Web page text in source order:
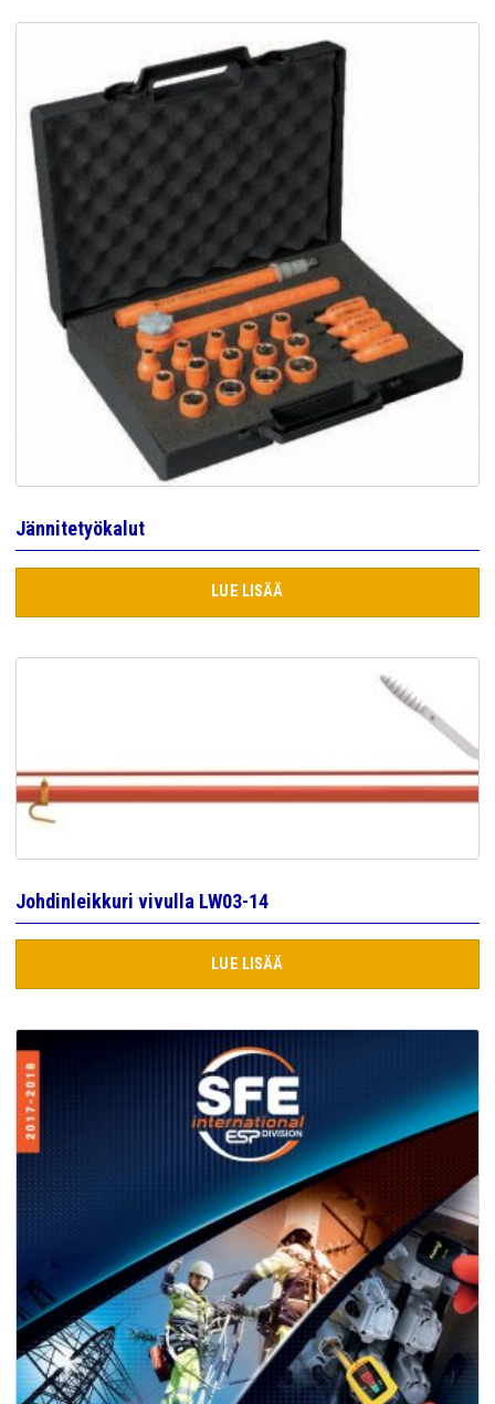
Jännitetyökalut
LUE LISÄÄ
Johdinleikkuri vivulla LW03-14
LUE LISÄÄ